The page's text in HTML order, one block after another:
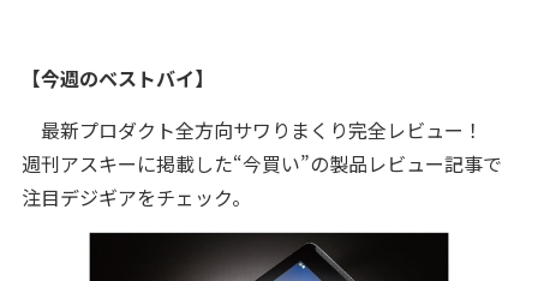
【今週のベストバイ】
最新プロダクト全方向サワりまくり完全レビュー！
週刊アスキーに掲載した“今買い”の製品レビュー記事で
注目デジギアをチェック。